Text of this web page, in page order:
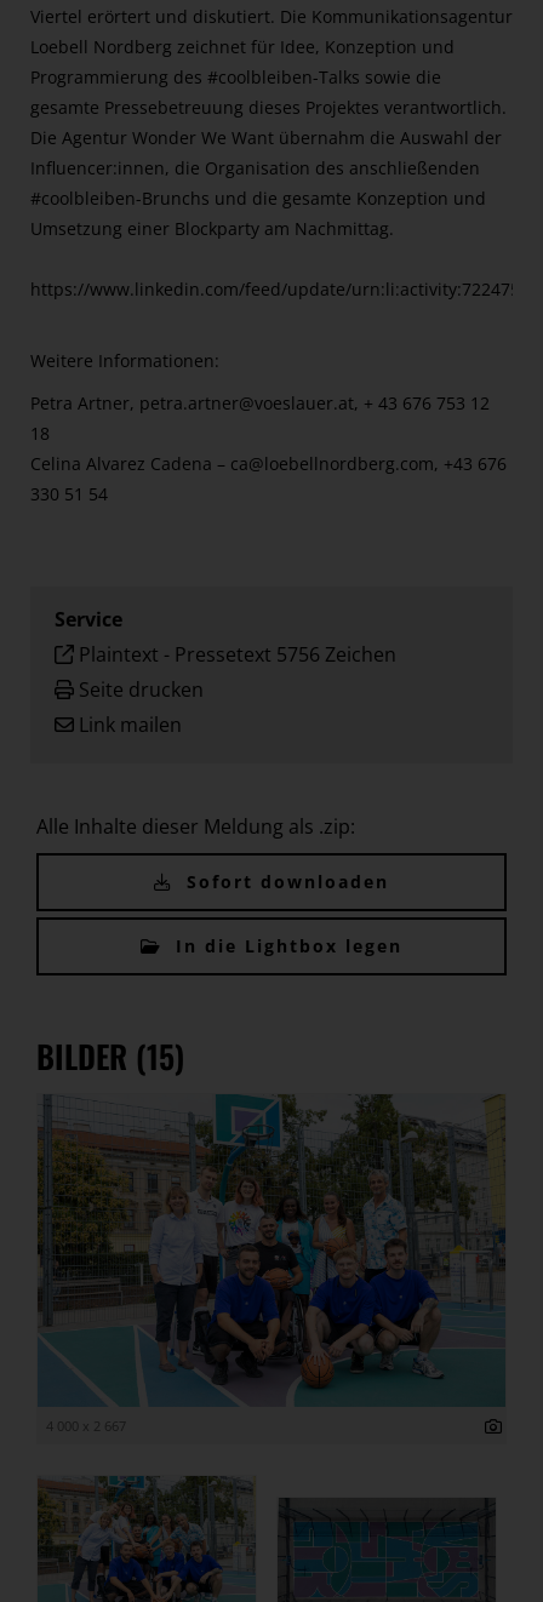
Viertel erörtert und diskutiert. Die Kommunikationsagentur
Loebell Nordberg zeichnet für Idee, Konzeption und
Programmierung des #coolbleiben-Talks sowie die
gesamte Pressebetreuung dieses Projektes verantwortlich.
Die Agentur Wonder We Want übernahm die Auswahl der
Influencer:innen, die Organisation des anschließenden
#coolbleiben-Brunchs und die gesamte Konzeption und
Umsetzung einer Blockparty am Nachmittag.
https://www.linkedin.com/feed/update/
Weitere Informationen:
Petra Artner, petra.artner@voeslauer.at, + 43 676 753 12
18
Celina Alvarez Cadena – ca@loebellnordberg.com, +43 676
330 51 54
Service
Plaintext - Pressetext 5756 Zeichen
Seite drucken
Link mailen
Alle Inhalte dieser Meldung als .zip:
Sofort downloaden
In die Lightbox legen
BILDER (15)
4 000 x 2 667